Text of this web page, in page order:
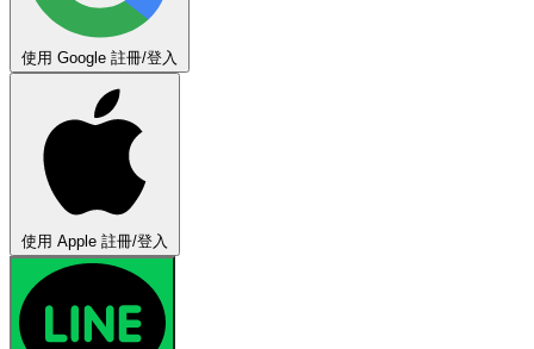
使用 Google 註冊/登入
使用 Apple 註冊/登入